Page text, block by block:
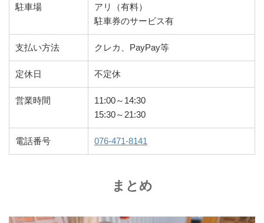
駐車場
アリ（有料）
駐車券のサービス有
支払い方法 クレカ、PayPay等
定休日 不定休
営業時間
11:00～14:30
15:30～21:30
電話番号 076-471-8141
まとめ